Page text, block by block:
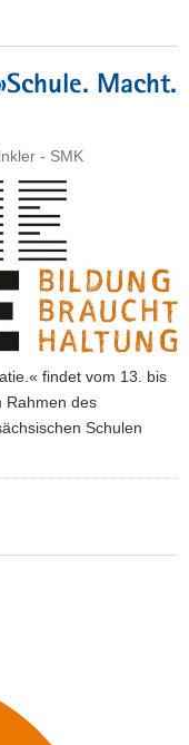
Macht.
- SMK
findet vom 13. bis
Rahmen des
Schulen